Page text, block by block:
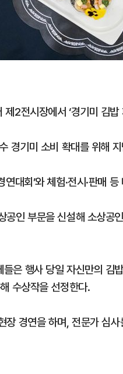
2전시장에서 ‘경기미 김
경기미 소비 확대를 위해
대회’와 체험·전시·판매
인 부문을 신설해 소상공
은 행사 당일 자신만의 김
수상작을 선정한다.
장 경연을 하며, 전문가 심